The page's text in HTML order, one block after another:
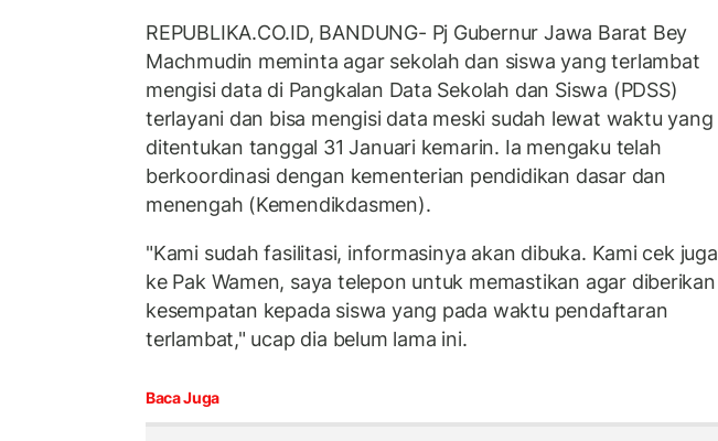
REPUBLIKA.CO.ID, BANDUNG- Pj Gubernur Jawa Barat Bey
Machmudin meminta agar sekolah dan siswa yang terlambat
mengisi data di Pangkalan Data Sekolah dan Siswa (PDSS)
terlayani dan bisa mengisi data meski sudah lewat waktu yang
ditentukan tanggal 31 Januari kemarin. Ia mengaku telah
berkoordinasi dengan kementerian pendidikan dasar dan
menengah (Kemendikdasmen).
"Kami sudah fasilitasi, informasinya akan dibuka. Kami cek juga
ke Pak Wamen, saya telepon untuk memastikan agar diberikan
kesempatan kepada siswa yang pada waktu pendaftaran
terlambat," ucap dia belum lama ini.
Baca Juga